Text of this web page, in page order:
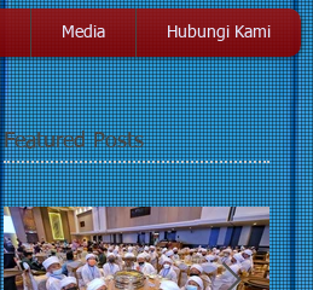
Media Hubungi Kami
Featured Posts